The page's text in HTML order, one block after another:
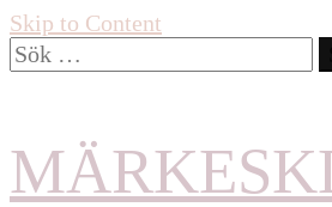
Skip to Content
Sök
efter: